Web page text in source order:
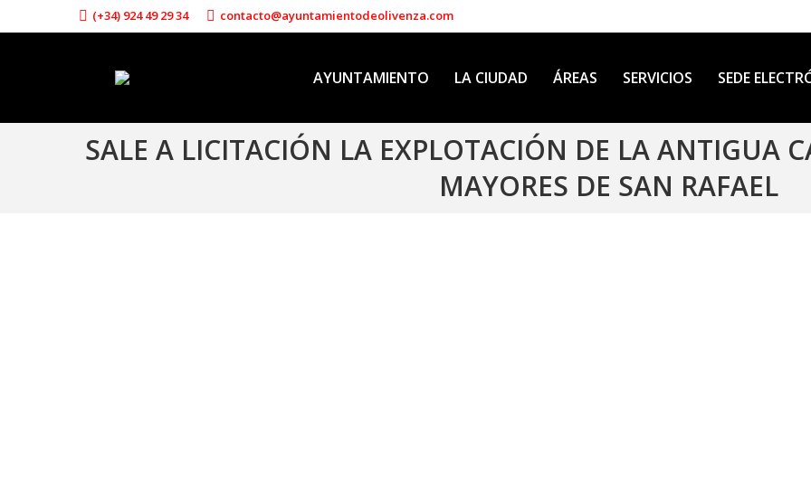
(+34) 924 49 29 34 contacto@ayuntamientodeolivenza.com
AYUNTAMIENTO LA CIUDAD ÁREAS SERVICIOS SEDE
SALE A LICITACIÓN LA EXPLOTACIÓN DE LA ANTIGUA
MAYORES DE SAN RAFAEL